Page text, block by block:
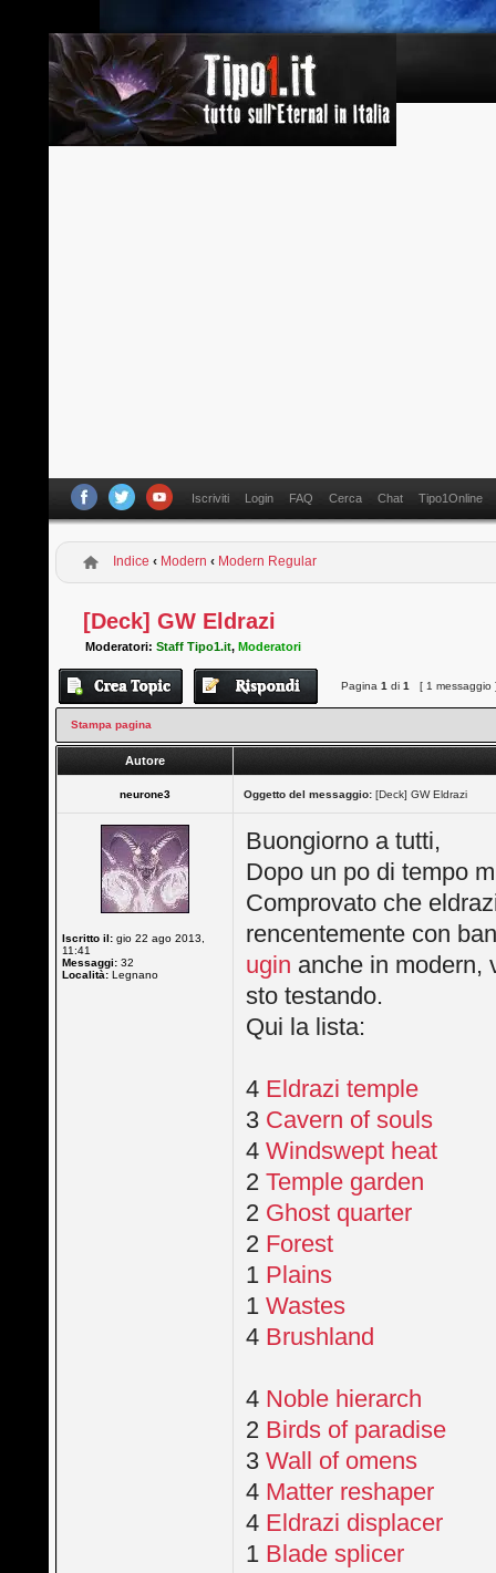
Iscriviti Login FAQ Cerca Chat Tipo1Online
Indice ‹ Modern ‹ Modern Regular
[Deck] GW Eldrazi
Moderatori:Staff Tipo1.it,Moderatori
Pagina1 di1 [ 1 messaggio
Stampa pagina
Autore
neurone3 Oggetto del messaggio: [Deck] GW Eldrazi
Iscritto il: gio 22 ago 2013,
11:41
Messaggi: 32
Località: Legnano
Buongiorno a tutti,
Dopo un po di tempo
Comprovato che
rencentemente con
ugin anche in modern,
sto testando.
Qui la lista:
4 Eldrazi temple
3 Cavern of souls
4Windswept heat
2Temple garden
2 Ghost quarter
2 Forest
1 Plains
1Wastes
4 Brushland
4 Noble hierarch
2 Birds of paradise
3Wall of omens
4 Matter reshaper
4 Eldrazi displacer
1 Blade splicer